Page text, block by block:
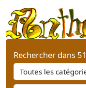
Rechercher dans